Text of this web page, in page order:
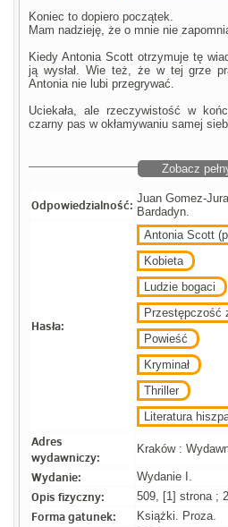
Koniec to dopiero początek.
Mam nadzieję, że o mnie nie
Kiedy Antonia Scott otrzymuje tę
ją wysłał. Wie też, że w tej grze
Antonia nie lubi przegrywać.
Uciekała, ale rzeczywistość w
czarny pas w okłamywaniu samej
Zobacz
Odpowiedzialność: Juan Gomez-
Bardadyn.
Hasła:
Antonia Scott
Kobieta
Ludzie bogaci
Przestępczość
Powieść
Kryminał
Thriller
Literatura
Adres
wydawniczy:
Kraków :
Wydanie: Wydanie I.
Opis fizyczny: 509, [1] strona ;
Forma gatunek: Książki. Proza.